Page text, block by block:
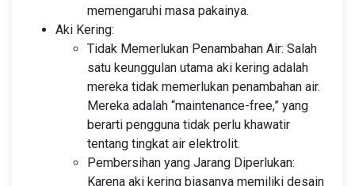
memengaruhi masa pakainya.
Aki Kering:
Tidak Memerlukan Penambahan Air: Salah
satu keunggulan utama aki kering adalah
mereka tidak memerlukan penambahan air.
Mereka adalah “maintenance-free,” yang
berarti pengguna tidak perlu khawatir
tentang tingkat air elektrolit.
Pembersihan yang Jarang Diperlukan:
Karena aki kering biasanya memiliki desain